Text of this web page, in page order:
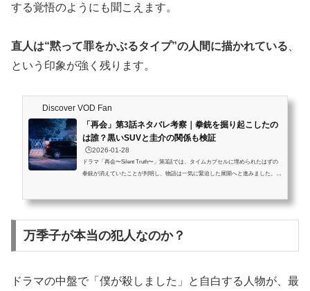
する覚悟のようにも聞こえます。
直人は“黙って罪をかぶるタイプ”の人間に描かれている、
という印象が強く残ります。
Discover VOD Fan
「再会」第3話ネタバレ考察｜拳銃を掘り起こしたの
は誰？黒いSUVと圭介の関係も検証
🕒️2026-01-28
ドラマ「再会〜Silent Truth〜」第3話では、タイムカプセルに埋められたはずの
拳銃が消えていたことが判明し、物語は一気に緊迫した展開へと進みました。さ
人物の発言を時系列で整理しながら、拳銃の持ち出し犯と黒いSUVの正体、圭介
との関係性について深掘りしていきます。この記事を読むとわかること 第3...
万季子が本当の犯人なのか？
ドラマの中盤で「僕が殺しました」と自白する人物が、最